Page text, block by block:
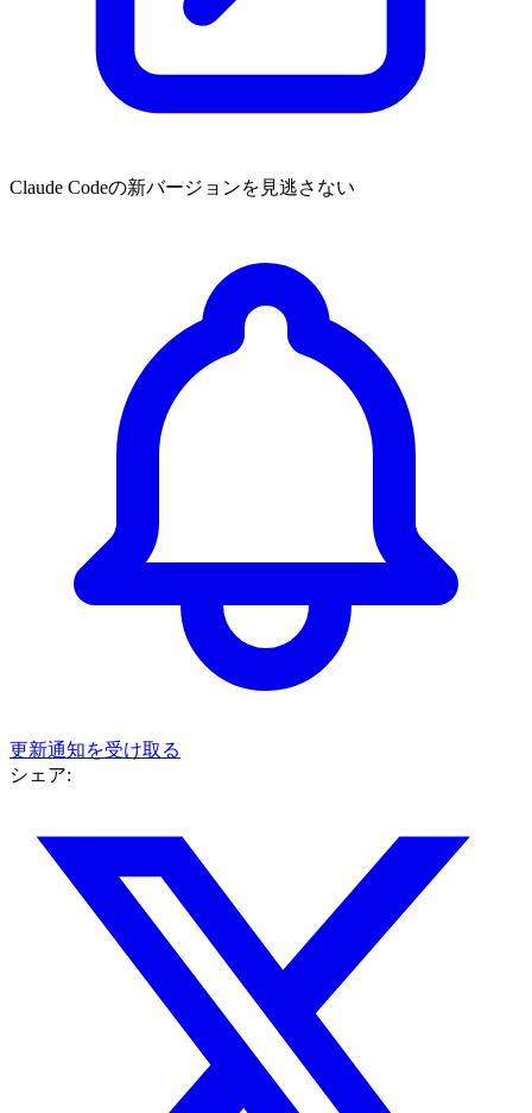
Claude Codeの新バージョンを見逃さない
更新通知を受け取る
シェア: